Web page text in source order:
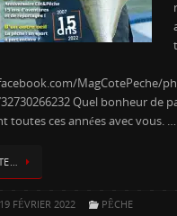
MagCotePeche/
Quel bonheur de
toutes ces années avec vous. …
19 FÉVRIER 2022 PÊCHE